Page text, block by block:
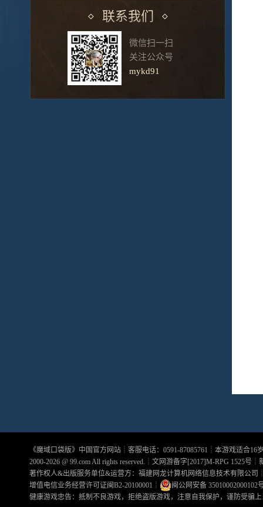
联系我们
微信扫一扫
关注公众号
mykd91
《魔域口袋版》中国官方网站┊客服电话：0591-87085761┊本游戏适合16
2000-2026 @ 99.comAll rights reserved.┊文网游备字[2017]M-RPG 1525号┊
著作权人&出版服务单位&运营方：福建网龙计算机网络信息技术有限公司
增值电信业务经营许可证闽B2-20100001 ┊
闽公网安备 35010002000102
健康游戏忠告：抵制不良游戏，拒绝盗版游戏，注意自我保护，谨防受骗